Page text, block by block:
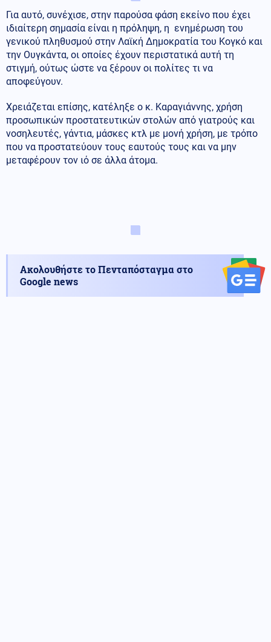
Για αυτό, συνέχισε, στην παρούσα φάση εκείνο που έχει
ιδιαίτερη σημασία είναι η πρόληψη, η ενημέρωση του
γενικού πληθυσμού στην Λαϊκή Δημοκρατία του Κογκό και
την Ουγκάντα, οι οποίες έχουν περιστατικά αυτή τη
στιγμή, ούτως ώστε να ξέρουν οι πολίτες τι να
αποφεύγουν.
Χρειάζεται επίσης, κατέληξε ο κ. Καραγιάννης, χρήση
προσωπικών προστατευτικών στολών από γιατρούς και
νοσηλευτές, γάντια, μάσκες κτλ με μονή χρήση, με τρόπο
που να προστατεύουν τους εαυτούς τους και να μην
μεταφέρουν τον ιό σε άλλα άτομα.
Ακολουθήστε το Πενταπόσταγμα στο
Google news